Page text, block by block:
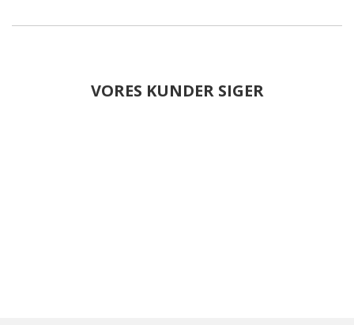
VORES KUNDER SIGER